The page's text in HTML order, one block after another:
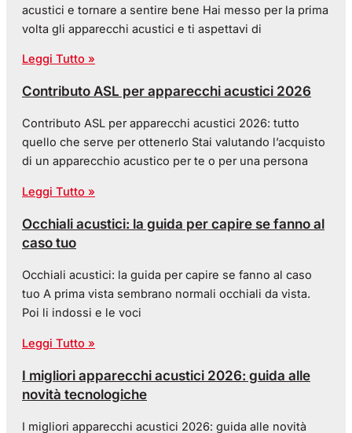
acustici e tornare a sentire bene Hai messo per la prima
volta gli apparecchi acustici e ti aspettavi di
Leggi Tutto »
Contributo ASL per apparecchi acustici 2026
Contributo ASL per apparecchi acustici 2026: tutto
quello che serve per ottenerlo Stai valutando l’acquisto
di un apparecchio acustico per te o per una persona
Leggi Tutto »
Occhiali acustici: la guida per capire se fanno al
caso tuo
Occhiali acustici: la guida per capire se fanno al caso
tuo A prima vista sembrano normali occhiali da vista.
Poi li indossi e le voci
Leggi Tutto »
I migliori apparecchi acustici 2026: guida alle
novità tecnologiche
I migliori apparecchi acustici 2026: guida alle novità